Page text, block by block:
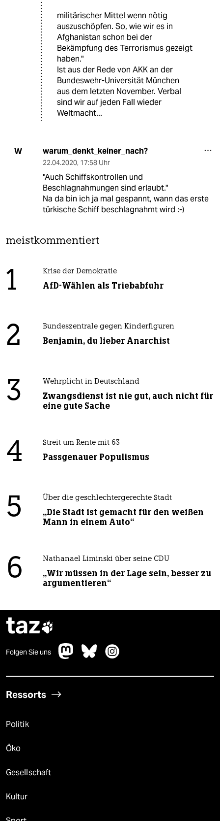
militärischer Mittel wenn nötig
auszuschöpfen. So, wie wir es in
Afghanistan schon bei der
Bekämpfung des Terrorismus gezeigt
haben."
Ist aus der Rede von AKK an der
Bundeswehr-Universität München
aus dem letzten November. Verbal
sind wir auf jeden Fall wieder
Weltmacht...
W warum_denkt_keiner_nach?
22.04.2020, 17:58 Uhr
"Auch Schiffskontrollen und
Beschlagnahmungen sind erlaubt."
Na da bin ich ja mal gespannt, wann das erste
türkische Schiff beschlagnahmt wird :-)
meistkommentiert
1 Krise der Demokratie
AfD-Wählen als Triebabfuhr
2 Bundeszentrale gegen Kinderfiguren
Benjamin, du lieber Anarchist
3 Wehrplicht in Deutschland
Zwangsdienst ist nie gut, auch nicht für
eine gute Sache
4 Streit um Rente mit 63
Passgenauer Populismus
5 Über die geschlechtergerechte Stadt
„Die Stadt ist gemacht für den weißen
Mann in einem Auto“
6 Nathanael Liminski über seine CDU
„Wir müssen in der Lage sein, besser zu
argumentieren“
taz
Folgen Sie uns
Ressorts
Politik
Öko
Gesellschaft
Kultur